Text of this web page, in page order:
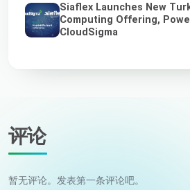
Siaflex Launches New
Computing Offering,
CloudSigma
评论
暂无评论。发表第一条评论吧。